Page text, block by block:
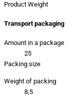
Product Weight
Transport packaging
Amount in a package
25
Packing size
Weight of packing
8,5